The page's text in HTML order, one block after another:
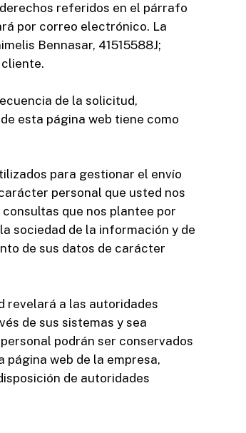
referidos en el párrafo
por correo electrónico. La
Bennasar, 41515588J;
cliente.
de la solicitud,
esta página web tiene como
para gestionar el envío
personal que usted nos
que nos plantee por
sociedad de la información y de
de sus datos de carácter
revelará a las autoridades
de sus sistemas y sea
podrán ser conservados
web de la empresa,
de autoridades